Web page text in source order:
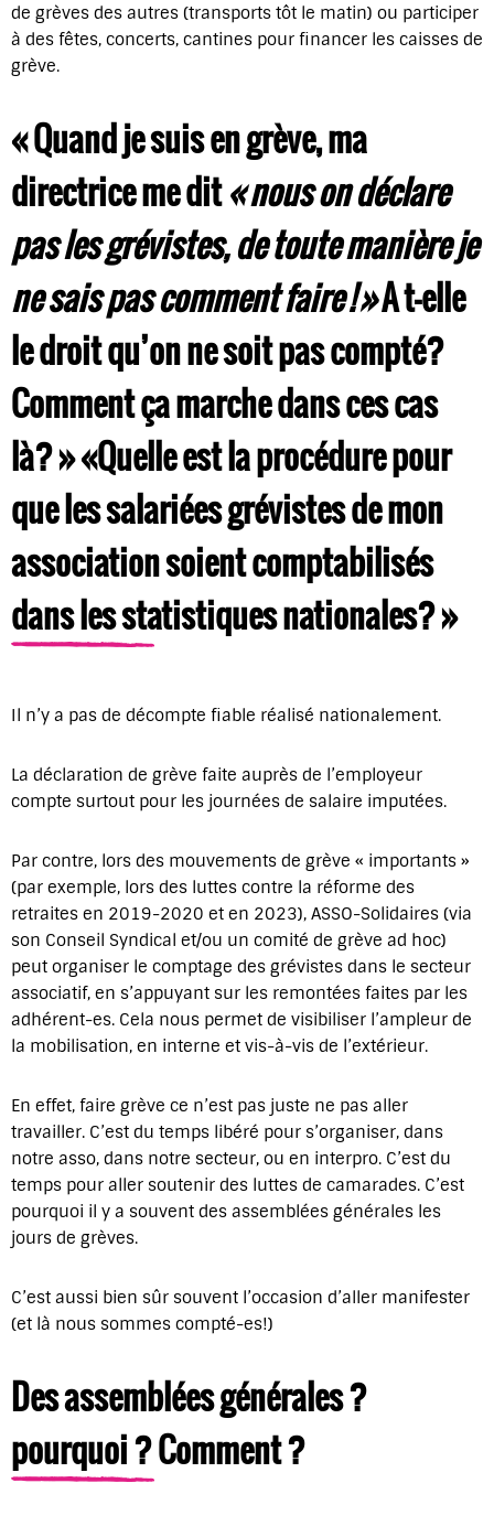
de grèves des autres (transports tôt le matin) ou participer
à des fêtes, concerts, cantines pour financer les caisses de
grève.
« Quand je suis en grève, ma
directrice me dit« nous on déclare
pas les grévistes, de toute manière je
ne sais pas comment faire ! »A t-elle
le droit qu’on ne soit pas compté?
Comment ça marche dans ces cas
là? »«Quelle est la procédure pour
que les salarié·es grévistes de mon
association soient comptabilisés
dans les statistiques nationales? »
Il n’y a pas de décompte fiable réalisé nationalement.
La déclaration de grève faite auprès de l’employeur
compte surtout pour les journées de salaire imputées.
Par contre, lors des mouvements de grève « importants »
(par exemple, lors des luttes contre la réforme des
retraites en 2019-2020 et en 2023), ASSO-Solidaires (via
son Conseil Syndical et/ou un comité de grève ad hoc)
peut organiser le comptage des grévistes dans le secteur
associatif, en s’appuyant sur les remontées faites par les
adhérent-es. Cela nous permet de visibiliser l’ampleur de
la mobilisation, en interne et vis-à-vis de l’extérieur.
En effet, faire grève ce n’est pas juste ne pas aller
travailler. C’est du temps libéré pour s’organiser, dans
notre asso, dans notre secteur, ou en interpro. C’est du
temps pour aller soutenir des luttes de camarades. C’est
pourquoi il y a souvent des assemblées générales les
jours de grèves.
C’est aussi bien sûr souvent l’occasion d’aller manifester
(et là nous sommes compté-es!)
Des assemblées générales ?
pourquoi ? Comment ?